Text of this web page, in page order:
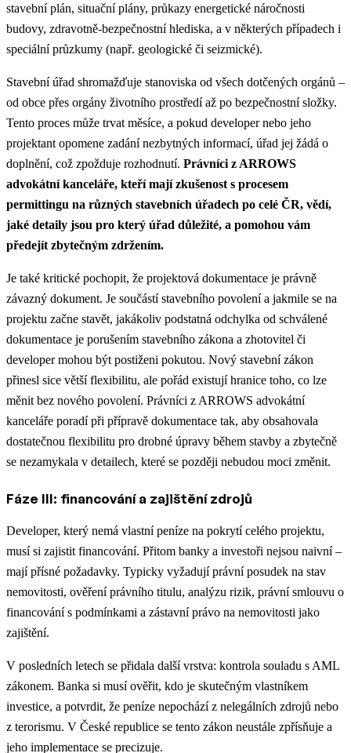
stavební plán, situační plány, průkazy energetické náročnosti
budovy, zdravotně-bezpečnostní hlediska, a v některých případech i
speciální průzkumy (např. geologické či seizmické).
Stavební úřad shromažďuje stanoviska od všech dotčených orgánů –
od obce přes orgány životního prostředí až po bezpečnostní složky.
Tento proces může trvat měsíce, a pokud developer nebo jeho
projektant opomene zadání nezbytných informací, úřad jej žádá o
doplnění, což zpožduje rozhodnutí. Právníci z ARROWS
advokátní kanceláře, kteří mají zkušenost s procesem
permittingu na různých stavebních úřadech po celé ČR, vědí,
jaké detaily jsou pro který úřad důležité, a pomohou vám
předejít zbytečným zdržením.
Je také kritické pochopit, že projektová dokumentace je právně
závazný dokument. Je součástí stavebního povolení a jakmile se na
projektu začne stavět, jakákoliv podstatná odchylka od schválené
dokumentace je porušením stavebního zákona a zhotovitel či
developer mohou být postiženi pokutou. Nový stavební zákon
přinesl sice větší flexibilitu, ale pořád existují hranice toho, co lze
měnit bez nového povolení. Právníci z ARROWS advokátní
kanceláře poradí při přípravě dokumentace tak, aby obsahovala
dostatečnou flexibilitu pro drobné úpravy během stavby a zbytečně
se nezamykala v detailech, které se později nebudou moci změnit.
Fáze III: financování a zajištění zdrojů
Developer, který nemá vlastní peníze na pokrytí celého projektu,
musí si zajistit financování. Přitom banky a investoři nejsou naivní –
mají přísné požadavky. Typicky vyžadují právní posudek na stav
nemovitosti, ověření právního titulu, analýzu rizik, právní smlouvu o
financování s podmínkami a zástavní právo na nemovitosti jako
zajištění.
V posledních letech se přidala další vrstva: kontrola souladu s AML
zákonem. Banka si musí ověřit, kdo je skutečným vlastníkem
investice, a potvrdit, že peníze nepochází z nelegálních zdrojů nebo
z terorismu. V České republice se tento zákon neustále zpřísňuje a
jeho implementace se precizuje.